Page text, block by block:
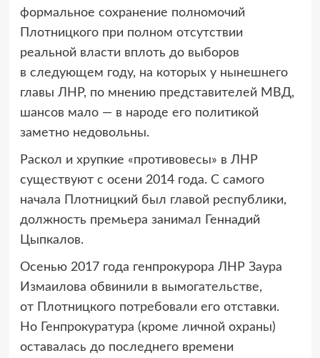
формальное сохранение полномочий
Плотницкого при полном отсутствии
реальной власти вплоть до выборов
в следующем году, на которых у нынешнего
главы ЛНР, по мнению представителей МВД,
шансов мало — в народе его политикой
заметно недовольны.
Раскол и хрупкие «противовесы» в ЛНР
существуют с осени 2014 года. С самого
начала Плотницкий был главой республики,
должность премьера занимал Геннадий
Цыпкалов.
Осенью 2017 года генпрокурора ЛНР Заура
Измаилова обвинили в вымогательстве,
от Плотницкого потребовали его отставки.
Но Генпрокуратура (кроме личной охраны)
оставалась до последнего времени